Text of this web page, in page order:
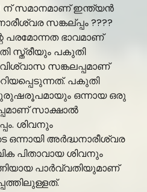
ന് സമാനമാണ് ഇന്ത്യൻ
സങ്കല്പ്പം ????
ഭാവമാണ്
സ്ത്രീയും പകുതി
സങ്കലപ്പമാണ്
പകുതി
ഒന്നായ ഒരു
സാക്ഷാൽ
ശിവനും
ഒന്നായി അർദ്ധനാരീശ്വര
പിതാവായ ശിവനും
പാർവ്വതിയുമാണ്